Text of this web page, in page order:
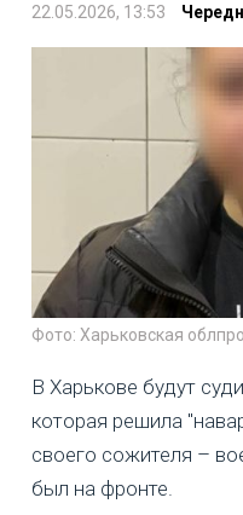
22.05.2026, 13:53
Фото: Харьковская
В Харькове будут
которая решила
своего сожителя –
был на фронте.